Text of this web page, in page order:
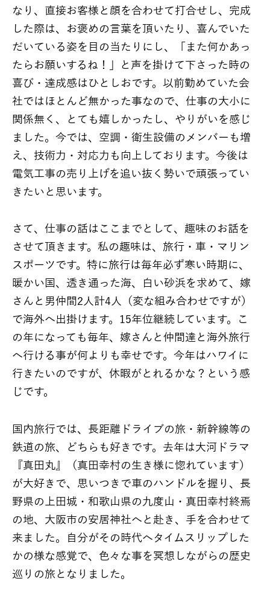
なり、直接お客様と顔を合わせて打合せし、完成
した際は、お褒めの言葉を頂いたり、喜んでいた
だいている姿を目の当たりにし、「また何かあっ
たらお願いするね！」と声を掛けて下さった時の
喜び・達成感はひとしおです。以前勤めていた会
社ではほとんど無かった事なので、仕事の大小に
関係無く、とても嬉しかったし、やりがいを感じ
ました。今では、空調・衛生設備のメンバーも増
え、技術力・対応力も向上しております。今後は
電気工事の売り上げを追い抜く勢いで頑張ってい
きたいと思います。
さて、仕事の話はここまでとして、趣味のお話を
させて頂きます。私の趣味は、旅行・車・マリン
スポーツです。特に旅行は毎年必ず寒い時期に、
暖かい国、透き通った海、白い砂浜を求めて、嫁
さんと男仲間2人計4人（変な組み合わせですが）
で海外へ出掛けます。15年位継続しています。こ
の年になっても毎年、嫁さんと仲間達と海外旅行
へ行ける事が何よりも幸せです。今年はハワイに
行きたいのですが、休暇がとれるかな？という感
じです。
国内旅行では、長距離ドライブの旅・新幹線等の
鉄道の旅、どちらも好きです。去年は大河ドラマ
『真田丸』（真田幸村の生き様に惚れています）
が大好きで、思いつきで車のハンドルを握り、長
野県の上田城・和歌山県の九度山・真田幸村終焉
の地、大阪市の安居神社へと赴き、手を合わせて
来ました。自分がその時代へタイムスリップした
かの様な感覚で、色々な事を冥想しながらの歴史
巡りの旅となりました。